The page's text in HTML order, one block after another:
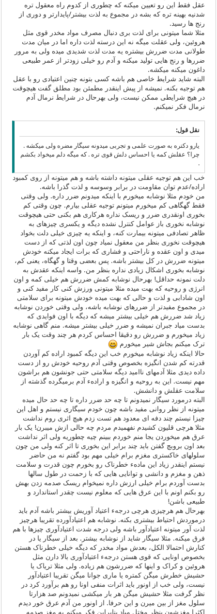
عقل فقط این رو تعیین میکنه که چطوری از کدوم راه معقول تره
شدنیه بهینه تره که بشه در مجموع به لذت بیشتر/پایدارتر و دوری از
رنج ها رسید.
مثلا شما میتونی برای لذت بری دنبال مصرف مواد مخدر قوی مثل
هروئین، ولی عقلت میگه نه این درسته لذت داره اما در میان مدت
طولانی مدت ضررش بیشتره یه مدت لذت شدیدی میده ولی به مرور
ضررها و رنج هایی تولید میکنه و آدم رو خیلی زودتر از عمر طبیعی
داغون میکنه میکشه.
البته شاید شرایط خاصی هم باشه کسی بتونه چنین اعتیادی رو با عقل
هم توجیه بکنه. نمیشه از پیش اینقدر مطمئن بود مطلق گفت هیچوقت
در هیچ شرایطی ممکن نیست، ولی بهرحال در شرایط نرمال آدم
نرمال فکر نمیکنم.
نقل قول:
یارو دکتره به صورت علمی و تجربی میدونه سیگار مضره ولی میکشه .
چرا؟ عقلش کمه یا احساس دلش قوی تره . که میگه دلم میخواد بکشم
.
خب این هم توجیه عقلی میتونه داشته باشه و هم میتونه از روی کمبود
اراده/عدم توان مقاومت در برابر وسوسه و لذت گذرا باشه.
من خودم مثلا نوشابه میخورم با اینکه میدونم ضرر داره. ولی وقتی
فقط گهگاهی کم میخورم میتونم توجیه عقلی بیارم. چون وقتی کم
بخوری اونقدری ضرر و ریسک نداره هرکاری هم بکنی حتی هیچوقت
نوشابه نخوری باز عوامل کنترل نشده دیگه و یکسری چیزهای به
ظاهر تصادفی میتونه بیمارت کنه، و اینکه یه چیزی خیلی دلت بخواد
هیچوقت نخوری بنظر من معقول نمیاد چون اون لذتی که از دست
میدی و اون عقده و ناراحتی و فشاری که برات ایجاد میکنه خودش
میتونه ضررش در کل بیشتر باشه. پس بعضی وقتا و گهگاه، یعنی کم،
نوشابه بخوری اشکال زیادی نداره بنظر من. واسه اینکه عقدش به
دلت نمونه حداقل! بهرحال نوشابه کمش ضررش هم خیلی کمه و اون
انرژی و روحیه که بهت میده مثلا میتونی ورزش کنی کار مفید کنی و
اون شادابی و لذت و حالی که بهت میده خودش میتونه برای سلامتی
در مجموع مفیدتر از ضررهای نوشابه باشه، ولی وقتی خوردن نوشابه
زیاد شد ضررش هم خیلی بیشتر میشه که دیگه با اون فوایدی که
بدست میاد جبران نمیشه و ضرر خیلی بیشتر میشه. منم گاهی نوشابه
زیاد میخورم و ضررش رو دقیقا احساس کردم هر چند وقت یک بار
ترک میکنم بجاش شیر میخورم
حالا اینکه زیاد نوشابه میخورم خب این دیگه کمبود اراده کم آوردن
قدرته کم شدن انگیزه بخصوص وقتی آدم روحیه خودش رو از دست
داده دیدی مثلا آدمهای ناامید دیگه سلامتی حتی جونشون هم براشون
مهم نیست. این به روحیه و انگیزه و ارادهء آدم برمیگرده گذشته از
سلامت عقلش و دانشش.
البته درمورد سیگار نمیدونم تا چه حد ضرر داره تا چه حد حال میده
میتونه از نظر روانی مفید باشه چون خودم سیگاری نیستم و اهل این
چیزا نیستم چند دفه ای معدود هم تست زدم هیچ اثری روم نداشت
مثلا هرچی قلیون کشیدم نفهمیدم مردم چه حالی ازش میبرن! یک بار
عرق هم میخوردن یجا منم خوردم ببینم چیه چطوریه ولی اثر نداشت
بعد اون بروبچ گفتن باید چند برابر این بخوری تا اثر کنه ولی من چون
سلولهای خاکستری مغزم برام خیلی مهم بود گفتم نه من حاضر
نیستم اینقدر زیاد این مادهء خطرناک رو بخورم چون قدرت و سلامت
ذهن و مغزم و دانشی و توانایی هایی که با زحمت در طول سالها
بدست آوردم برام خیلی ارزش داره نمیخوام ریسک صدمه زدن بهش
رو بکنم اونم با این عرق هایی که معلوم نیست چقدر استاندارد و
طبیعی باشن!
بهرحال هم هرچیزی هرچی درجهء اعتیاد آوریش بیشتر باشه آدم باید
درموردش احتیاط بیشتری بکنه. نوشابه هم اعتیادآورده تقریبا هرچیز
لذت آور میتونه اعتیادآور باشه ولی درجه شدت اعتیادآوری چیزها با هم
فرق میکنه. مثلا سیگار شاید از نوشابه بیشتر. بعد از سیگار یا در
کنارش احتمالا الکل، بعدش مواد مخدر که دیگه خیلی خطرناک هستن
بخصوص اونایی که قوی هستن درجهء اعتیادآوری بالا دارن مثل
هروئین و کراک و اینها که ضررشون هم زیاده. ولی مثلا تریاک یا
حشیش خطرش میگن کمتره یا ماری جوانا میگن تقریبا اعتیادآور
نیست، ولی خب از اونور باید اثرات منفی اونا رو هم برآورد کرد در
نظر گرفت مثلا حشیش میگن هر بار میکشی نمیدونم صد هزارتا
سلول مغز از بین میرن و این حرفا. از اونور من آدم عرق خور دیدم
اکثرا مغزشون بنظر مختل میاد بنابراین فکر میکنم به مغز صدمه